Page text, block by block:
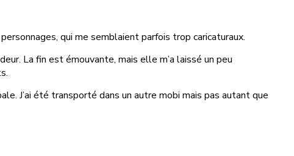
qui me semblaient parfois trop caricaturaux.
La fin est émouvante, mais elle m’a laissé un peu
J’ai été transporté dans un autre mobi mais pas autant que